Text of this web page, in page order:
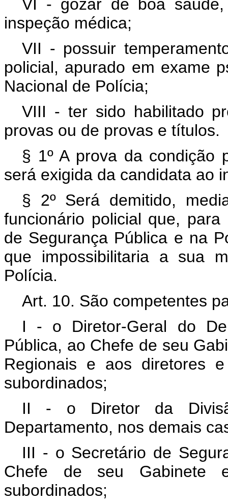
VI - gozar de boa
inspeção médica;
VII - possuir
policial, apurado em exame
Nacional de Polícia;
VIII - ter sido habilitado
provas ou de provas e títulos.
§ 1º A prova da condição
será exigida da candidata ao
§ 2º Será demitido,
funcionário policial que,
de Segurança Pública e na
que impossibilitaria a sua
Polícia.
Art. 10. São competentes
I - o Diretor-Geral do
Pública, ao Chefe de seu
Regionais e aos diretores
subordinados;
II - o Diretor da
Departamento, nos demais
III - o Secretário de
Chefe de seu Gabinete
subordinados;